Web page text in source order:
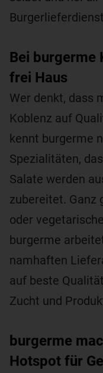
Bei burgerme
frei Haus
Wer denkt, dass
Koblenz auf
kennt burgerme
Spezialitäten,
Salate werden
zubereitet. Ganz
oder
burgerme
namhaften
auf beste
Zucht und
burgerme
Hotspot für